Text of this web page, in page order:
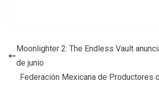
Moonlighter 2: The Endless Vault
de junio
Federación Mexicana de Productores